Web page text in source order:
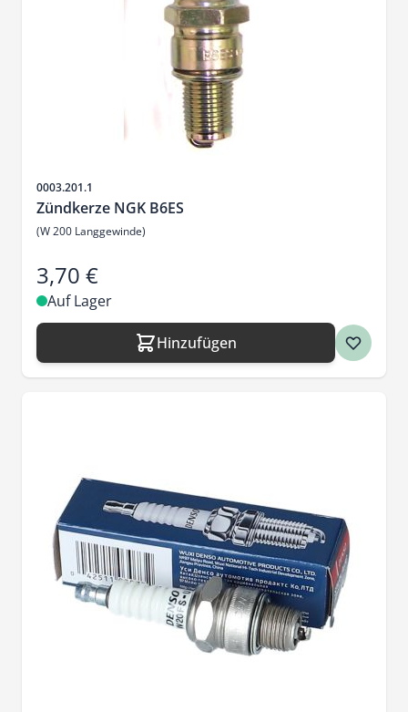
Artikelnr.
0003.201.1
Zündkerze NGK B6ES
(W 200 Langgewinde)
3,70 €
Auf Lager
Hinzufügen